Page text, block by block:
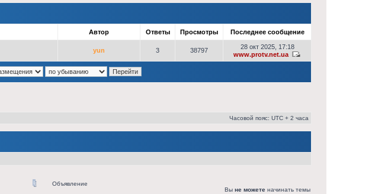
Автор Ответы Просмотры Последнее сообщение
yun 3 38797
28 окт 2025, 17:18
www.protv.net.ua
Часовой пояс: UTC + 2 часа
Объявление
Вы не можете начинать темы